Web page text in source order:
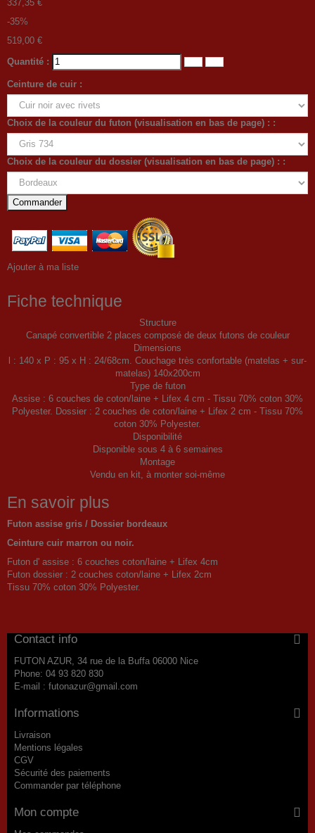
337,35 €
-35%
519,00 €
Quantité :
Ceinture de cuir :
Choix de la couleur du futon (visualisation en bas de page) : :
Choix de la couleur du dossier (visualisation en bas de page) : :
Commander
Ajouter à ma liste
Fiche technique
Structure
Canapé convertible 2 places composé de deux futons de couleur
Dimensions
l : 140 x P : 95 x H : 24/68cm. Couchage très confortable (matelas + sur-
matelas) 140x200cm
Type de futon
Assise : 6 couches de coton/laine + Lifex 4 cm - Tissu 70% coton 30%
Polyester. Dossier : 2 couches de coton/laine + Lifex 2 cm - Tissu 70%
coton 30% Polyester.
Disponibilité
Disponible sous 4 à 6 semaines
Montage
Vendu en kit, à monter soi-même
En savoir plus
Futon assise gris / Dossier bordeaux
Ceinture cuir marron ou noir.
Futon d' assise : 6 couches coton/laine + Lifex 4cm
Futon dossier : 2 couches coton/laine + Lifex 2cm
Tissu 70% coton 30% Polyester.
Contact info
FUTON AZUR, 34 rue de la Buffa 06000 Nice
Phone: 04 93 820 830
E-mail : futonazur@gmail.com
Informations
Livraison
Mentions légales
CGV
Sécurité des paiements
Commander par téléphone
Mon compte